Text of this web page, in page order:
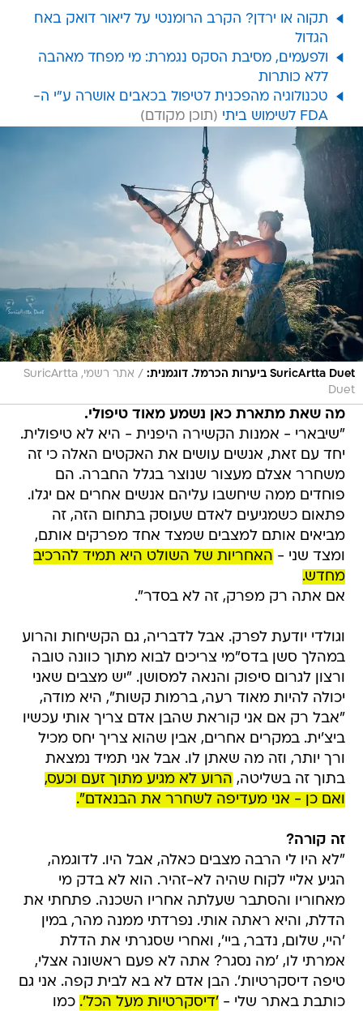
תקוה או ירדן? הקרב הרומנטי על ליאור דואק באח
הגדול
ולפעמים, מסיבת הסקס נגמרת: מי מפחד מאהבה
ללא כותרות
טכנולוגיה מהפכנית לטיפול בכאבים אושרה ע"י ה-
FDA לשימוש ביתי
SuricArtta Duet ביערות הכרמל. דוגמנית: /
אתר רשמי, SuricArtta
Duet
מה שאת מתארת כאן נשמע מאוד טיפולי.
"שיבארי - אמנות הקשירה היפנית - היא לא טיפולית.
יחד עם זאת, אנשים עושים את האקטים האלה כי זה
משחרר אצלם מעצור שנוצר בגלל החברה. הם
פוחדים ממה שיחשבו עליהם אנשים אחרים אם יגלו.
פתאום כשמגיעים לאדם שעוסק בתחום הזה, זה
מביאים אותם למצבים שמצד אחד מפרקים אותם,
ומצד שני - האחריות של השולט היא תמיד להרכיב
מחדש.
אם אתה רק מפרק, זה לא בסדר".
וגולדי יודעת לפרק. אבל לדבריה, גם הקשיחות והרוע
במהלך סשן בדס"מי צריכים לבוא מתוך כוונה טובה
ורצון לגרום סיפוק והנאה למסושן. "יש מצבים שאני
יכולה להיות מאוד רעה, ברמות קשות", היא מודה,
"אבל רק אם אני קוראת שהבן אדם צריך אותי עכשיו
ביצ'ית. במקרים אחרים, אבין שהוא צריך יחס מכיל
ורך יותר, וזה מה שאתן לו. אבל אני תמיד נמצאת
בתוך זה בשליטה, הרוע לא מגיע מתוך זעם וכעס,
ואם כן - אני מעדיפה לשחרר את הבנאדם".
זה קורה?
"לא היו לי הרבה מצבים כאלה, אבל היו. לדוגמה,
הגיע אליי לקוח שהיה לא-זהיר. הוא לא בדק מי
מאחוריו והסתבר שעלתה אחריו השכנה. פתחתי את
הדלת, והיא ראתה אותי. נפרדתי ממנה מהר, במין
'היי, שלום, נדבר, ביי', ואחרי שסגרתי את הדלת
אמרתי לו, 'מה נסגר? אתה לא פעם ראשונה אצלי,
טיפה דיסקרטיות'. הבן אדם לא בא לבית קפה. אני גם
כותבת באתר שלי -'דיסקרטיות מעל הכל'. כמו